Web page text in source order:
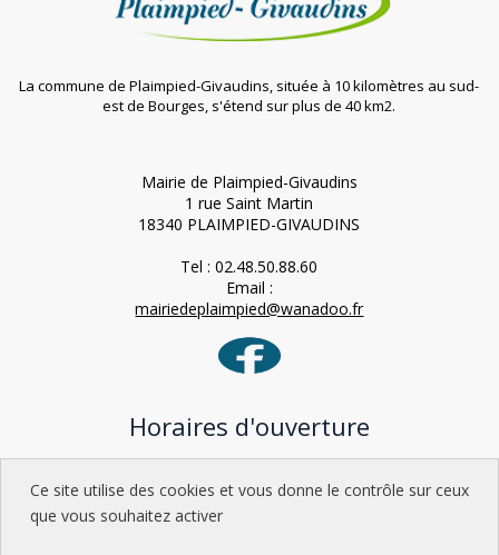
La commune de Plaimpied-Givaudins, située à 10 kilomètres au sud-
est de Bourges, s'étend sur plus de 40 km2.
Mairie de Plaimpied-Givaudins
1 rue Saint Martin
18340 PLAIMPIED-GIVAUDINS
Tel : 02.48.50.88.60
Email :
mairiedeplaimpied@wanadoo.fr
Horaires d'ouverture
Lundi : 9h-12h / 15h-18h
Mardi : 9h-12h
Mercredi : 9h-12h / 15h-18h
Ce site utilise des cookies et vous donne le contrôle sur ceux
que vous souhaitez activer